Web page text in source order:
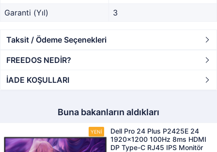
Garanti (Yıl)
3
Taksit / Ödeme Seçenekleri
FREEDOS NEDİR?
İADE KOŞULLARI
Buna bakanların aldıkları
Dell Pro 24 Plus P2425E 24
1920x1200 100Hz 8ms HDMI
DP Type-C RJ45 IPS Monitör